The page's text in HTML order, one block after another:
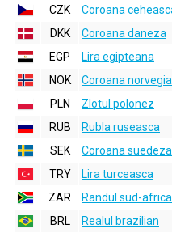
CZK
Coroana
DKK
Coroana daneza
EGP
Lira egipteana
NOK
Coroana
PLN
Zlotul polonez
RUB
Rubla ruseasca
SEK
Coroana suedeza
TRY
Lira turceasca
ZAR
Randul sud-
BRL
Realul brazilian